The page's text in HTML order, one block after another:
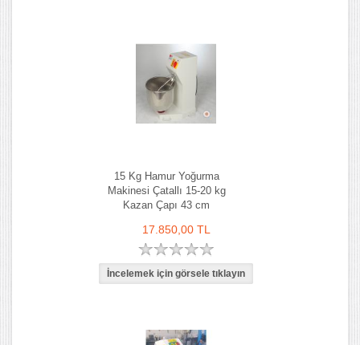
15 Kg Hamur Yoğurma
Makinesi Çatallı 15-20 kg
Kazan Çapı 43 cm
17.850,00 TL